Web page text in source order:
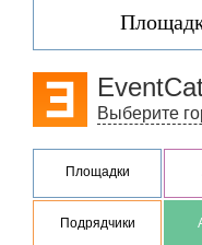
Выберите
Площадки
Подрядчики